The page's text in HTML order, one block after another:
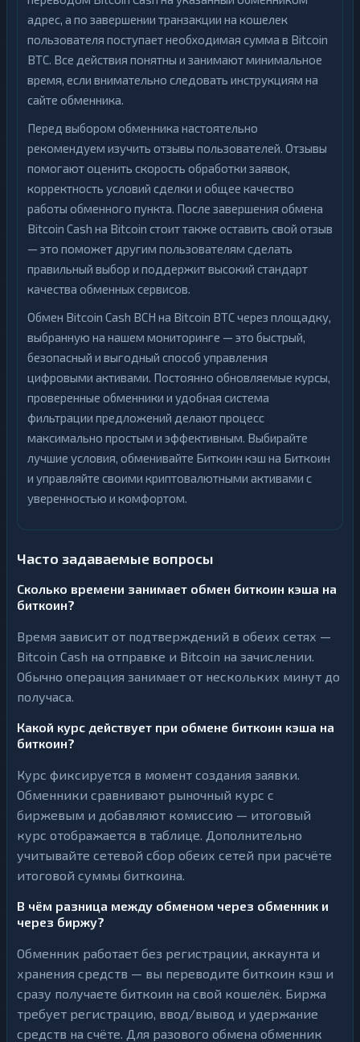
адрес, а по завершении транзакции на кошелек
пользователя поступает необходимая сумма в Bitcoin
BTC. Все действия понятны и занимают минимальное
время, если внимательно следовать инструкциям на
сайте обменника.
Перед выбором обменника настоятельно
рекомендуем изучить отзывы пользователей. Отзывы
помогают оценить скорость обработки заявок,
корректность условий сделки и общее качество
работы обменного пункта. После завершения обмена
Bitcoin Cash на Bitcoin стоит также оставить свой отзыв
— это поможет другим пользователям сделать
правильный выбор и поддержит высокий стандарт
качества обменных сервисов.
Обмен Bitcoin Cash BCH на Bitcoin BTC через площадку,
выбранную на нашем мониторинге — это быстрый,
безопасный и выгодный способ управления
цифровыми активами. Постоянно обновляемые курсы,
проверенные обменники и удобная система
фильтрации предложений делают процесс
максимально простым и эффективным. Выбирайте
лучшие условия, обменивайте Биткоин кэш на Биткоин
и управляйте своими криптовалютными активами с
уверенностью и комфортом.
Часто задаваемые вопросы
Сколько времени занимает обмен биткоин кэша на
биткоин?
Время зависит от подтверждений в обеих сетях —
Bitcoin Cash на отправке и Bitcoin на зачислении.
Обычно операция занимает от нескольких минут до
получаса.
Какой курс действует при обмене биткоин кэша на
биткоин?
Курс фиксируется в момент создания заявки.
Обменники сравнивают рыночный курс с
биржевым и добавляют комиссию — итоговый
курс отображается в таблице. Дополнительно
учитывайте сетевой сбор обеих сетей при расчёте
итоговой суммы биткоина.
В чём разница между обменом через обменник и
через биржу?
Обменник работает без регистрации, аккаунта и
хранения средств — вы переводите биткоин кэш и
сразу получаете биткоин на свой кошелёк. Биржа
требует регистрацию, ввод/вывод и удержание
средств на счёте. Для разового обмена обменник